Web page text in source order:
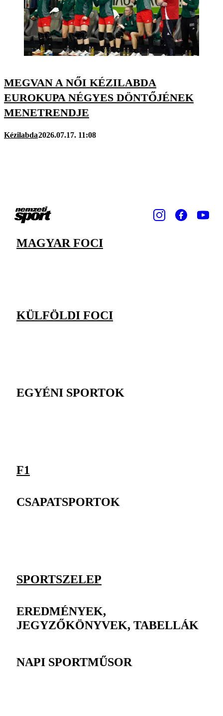
MEGVAN A NŐI KÉZILABDA
EUROKUPA NÉGYES DÖNTŐJÉNEK
MENETRENDJE
Kézilabda2026.07.17. 11:08
MAGYAR FOCI
KÜLFÖLDI FOCI
EGYÉNI SPORTOK
F1
CSAPATSPORTOK
SPORTSZELEP
EREDMÉNYEK,
JEGYZŐKÖNYVEK, TABELLÁK
NAPI SPORTMŰSOR